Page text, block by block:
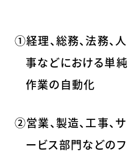
①経理、総務、法務、人
事などにおける単純
作業の自動化
②営業、製造、工事、サ
ービス部門などのフ